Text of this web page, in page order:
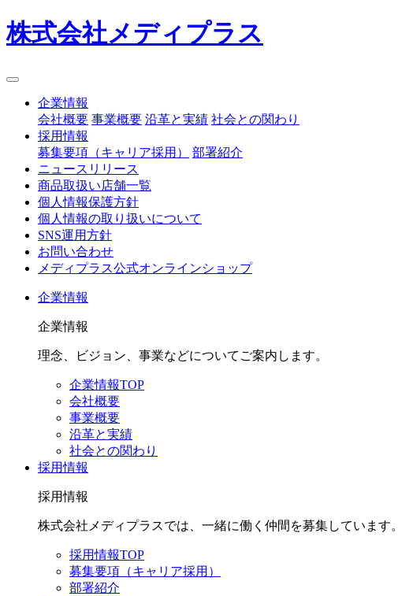
株式会社メディプラス
企業情報
会社概要 事業概要 沿革と実績 社会との関わり
採用情報
募集要項（キャリア採用）
部署紹介
ニュースリリース
商品取扱い店舗一覧
個人情報保護方針
個人情報の取り扱いについて
SNS運用方針
お問い合わせ
メディプラス公式オンラインショップ
企業情報
企業情報
理念、ビジョン、事業などについてご案内します。
企業情報TOP
会社概要
事業概要
沿革と実績
社会との関わり
採用情報
採用情報
株式会社メディプラスでは、一緒に働く仲間を募集しています。
採用情報TOP
募集要項（キャリア採用）
部署紹介